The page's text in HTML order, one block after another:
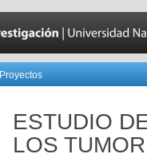
Proyectos
ESTUDIO
LOS